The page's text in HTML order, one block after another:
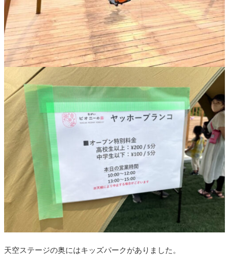
天空ステージの奥にはキッズパークがありました。